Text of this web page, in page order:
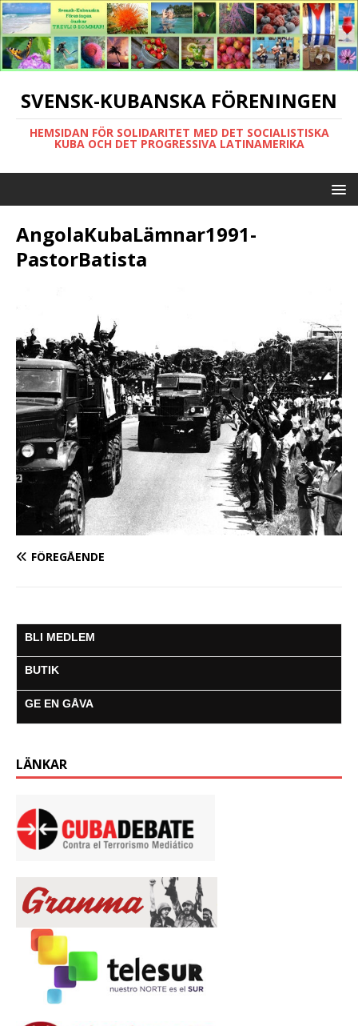
SVENSK-KUBANSKA FÖRENINGEN
HEMSIDAN FÖR SOLIDARITET MED DET SOCIALISTISKA
KUBA OCH DET PROGRESSIVA LATINAMERIKA
AngolaKubaLämnar1991-
PastorBatista
FÖREGÅENDE
BLI MEDLEM
BUTIK
GE EN GÅVA
LÄNKAR